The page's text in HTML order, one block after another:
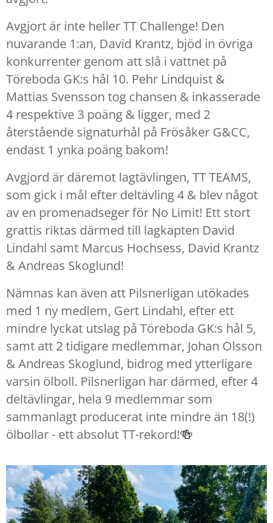
Avgjort är inte heller TT Challenge! Den
nuvarande 1:an, David Krantz, bjöd in övriga
konkurrenter genom att slå i vattnet på
Töreboda GK:s hål 10. Pehr Lindquist &
Mattias Svensson tog chansen & inkasserade
4 respektive 3 poäng & ligger, med 2
återstående signaturhål på Frösåker G&CC,
endast 1 ynka poäng bakom!
Avgjord är däremot lagtävlingen, TT TEAMS,
som gick i mål efter deltävling 4 & blev något
av en promenadseger för No Limit! Ett stort
grattis riktas därmed till lagkapten David
Lindahl samt Marcus Hochsess, David Krantz
& Andreas Skoglund!
Nämnas kan även att Pilsnerligan utökades
med 1 ny medlem, Gert Lindahl, efter ett
mindre lyckat utslag på Töreboda GK:s hål 5,
samt att 2 tidigare medlemmar, Johan Olsson
& Andreas Skoglund, bidrog med ytterligare
varsin ölboll. Pilsnerligan har därmed, efter 4
deltävlingar, hela 9 medlemmar som
sammanlagt producerat inte mindre än 18(!)
ölbollar - ett absolut TT-rekord!🍻